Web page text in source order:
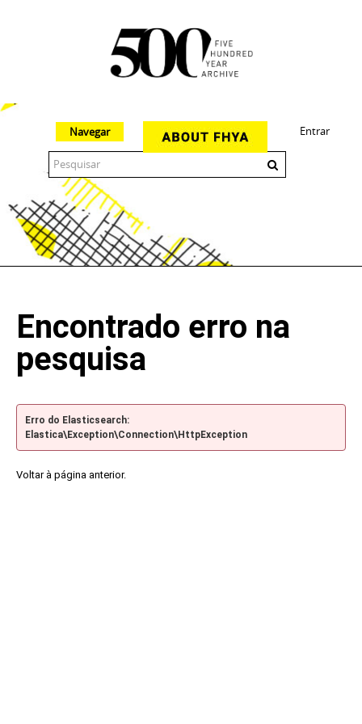
Entrar
Navegar
Encontrado erro na
pesquisa
Erro do Elasticsearch:
Elastica\Exception\Connection\HttpException
Voltar à página anterior.